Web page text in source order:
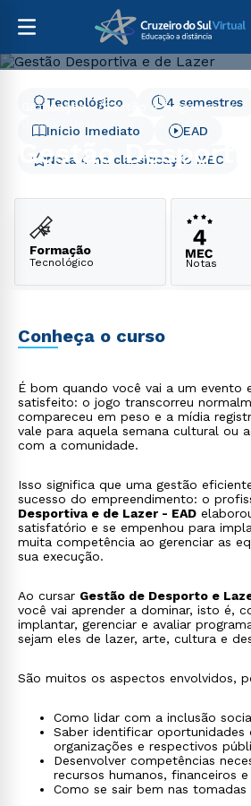
Graduação
Gestão e Negócios
Gestão Desportiva e de Lazer
Gestão
Início Imediato
Nota 4 na classificação MEC
4 semestres
Tecnológico
EAD
Formação
Tecnológico Notas
Conheça o curso
É bom quando você vai a um evento
satisfeito: o jogo transcorreu
compareceu em peso e a mídia
vale para aquela semana cultural ou
com a comunidade.
Isso significa que uma gestão
sucesso do empreendimento: o
Desportiva e de Lazer - EAD
satisfatório e se empenhou para
muita competência ao gerenciar as
sua execução.
Ao cursar Gestão de Desporto e
você vai aprender a dominar, isto é,
implantar, gerenciar e avaliar
sejam eles de lazer, arte, cultura e
São muitos os aspectos envolvidos,
Como lidar com a inclusão
Saber identificar oportunidades
organizações e respectivos
Desenvolver competências
recursos humanos, financeiros
Como se sair bem nas tomadas